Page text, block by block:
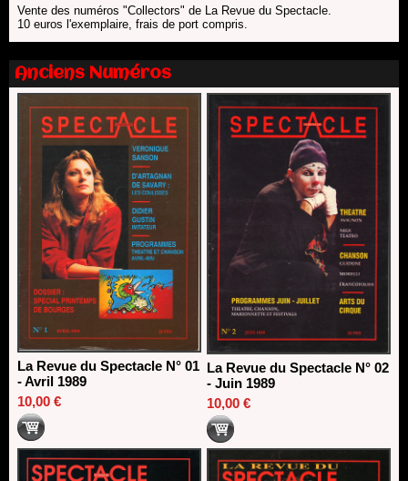
Les 10 lauréats du Fonds Grandes Formes Théâtre 2026
SACD
Nomination de Nathalie Garraud et Olivier Saccomano à la
direction du Théâtre de Gennevilliers - CDN
13/06/2026
Dispositif SACD Auteurs d'espaces : les lauréats 2026
18/03/2026
Vente des numéros "Collectors" de La Revue du Spectacle.
10 euros l'exemplaire, frais de port compris.
Anciens Numéros
La Revue du Spectacle N° 01
- Avril 1989
10,00 €
La Revue du Spectacle N° 02
- Juin 1989
10,00 €